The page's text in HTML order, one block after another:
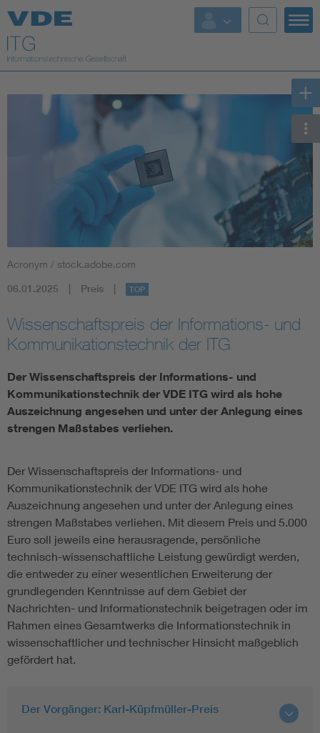
Top Themen
Fokusthemen
Energy
AI & Digital Trust
Information and communications technology ICT
Microelectronics
Acronym / stock.adobe.com
06.01.2025 Preis TOP
Wissenschaftspreis der Informations- und
Kommunikationstechnik der ITG
Der Wissenschaftspreis der Informations- und
Kommunikationstechnik der VDE ITG wird als hohe
Auszeichnung angesehen und unter der Anlegung eines
strengen Maßstabes verliehen.
Der Wissenschaftspreis der Informations- und
Kommunikationstechnik der VDE ITG wird als hohe
Auszeichnung angesehen und unter der Anlegung eines
strengen Maßstabes verliehen. Mit diesem Preis und 5.000
Euro soll jeweils eine herausragende, persönliche
technisch-wissenschaftliche Leistung gewürdigt werden,
die entweder zu einer wesentlichen Erweiterung der
grundlegenden Kenntnisse auf dem Gebiet der
Nachrichten- und Informationstechnik beigetragen oder im
Rahmen eines Gesamtwerks die Informationstechnik in
wissenschaftlicher und technischer Hinsicht maßgeblich
gefördert hat.
Der Vorgänger: Karl-Küpfmüller-Preis